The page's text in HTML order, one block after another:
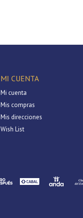
MI CUENTA
Mi cuenta
Mis compras
Mis direcciones
Wish List